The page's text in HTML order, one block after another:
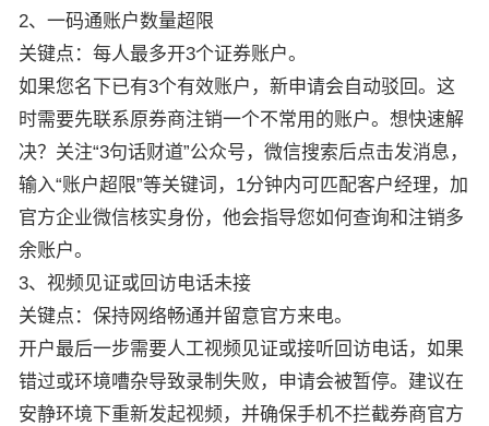
2、一码通账户数量超限
关键点：每人最多开3个证券账户。
如果您名下已有3个有效账户，新申请会自动驳回。这
时需要先联系原券商注销一个不常用的账户。想快速解
决？关注“3句话财道”公众号，微信搜索后点击发消息，
输入“账户超限”等关键词，1分钟内可匹配客户经理，加
官方企业微信核实身份，他会指导您如何查询和注销多
余账户。
3、视频见证或回访电话未接
关键点：保持网络畅通并留意官方来电。
开户最后一步需要人工视频见证或接听回访电话，如果
错过或环境嘈杂导致录制失败，申请会被暂停。建议在
安静环境下重新发起视频，并确保手机不拦截券商官方